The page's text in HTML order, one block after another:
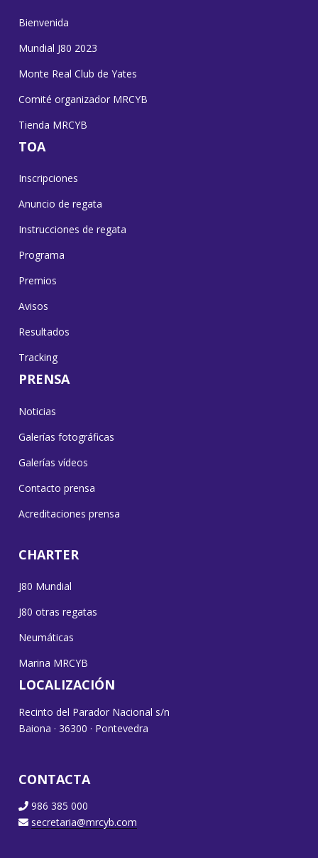
Bienvenida
Mundial J80 2023
Monte Real Club de Yates
Comité organizador MRCYB
Tienda MRCYB
TOA
Inscripciones
Anuncio de regata
Instrucciones de regata
Programa
Premios
Avisos
Resultados
Tracking
PRENSA
Noticias
Galerías fotográficas
Galerías vídeos
Contacto prensa
Acreditaciones prensa
CHARTER
J80 Mundial
J80 otras regatas
Neumáticas
Marina MRCYB
LOCALIZACIÓN
Recinto del Parador Nacional s/n
Baiona · 36300 · Pontevedra
CONTACTA
986 385 000
secretaria@mrcyb.com